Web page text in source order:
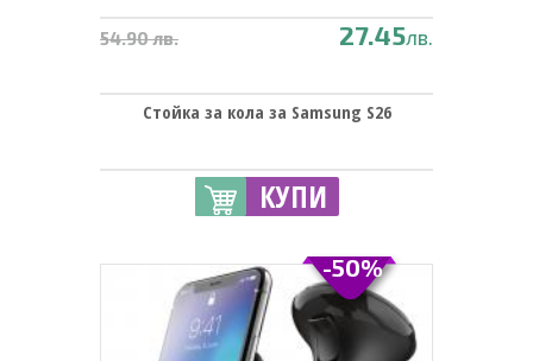
54.90 лв. 27.45лв.
Стойка за кола за Samsung S26
КУПИ
-50%